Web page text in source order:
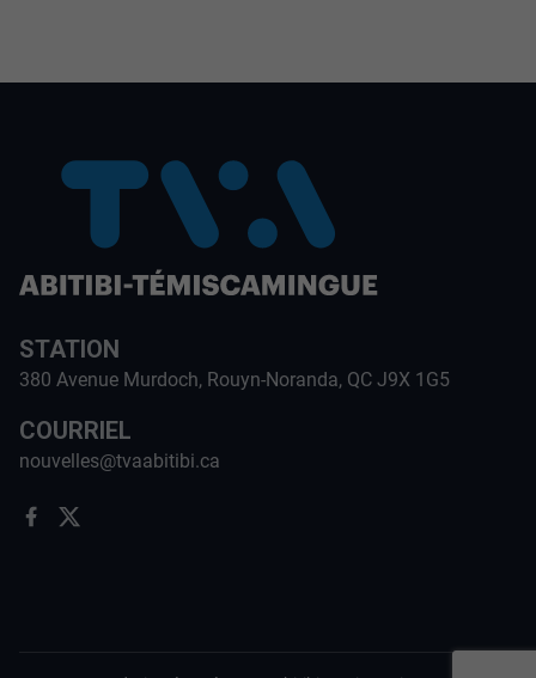
STATION
380 Avenue Murdoch, Rouyn-Noranda, QC J9X 1G5
COURRIEL
nouvelles@tvaabitibi.ca